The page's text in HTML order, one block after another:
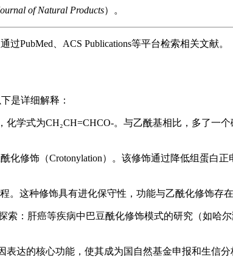
of Natural Products）。
PubMed、ACS Publications等平台检索相关文献。
是详细解释：
学式为CH₂CH=CHCO-。与乙酰基相比，多了一
修饰（Crotonylation）。该修饰通过降低组蛋白
。这种修饰具有进化保守性，功能与乙酰化修饰存在
：肝癌等疾病中巴豆酰化修饰模式的研究（如哈
达的核心功能，使其成为国自然基金申报和生信分